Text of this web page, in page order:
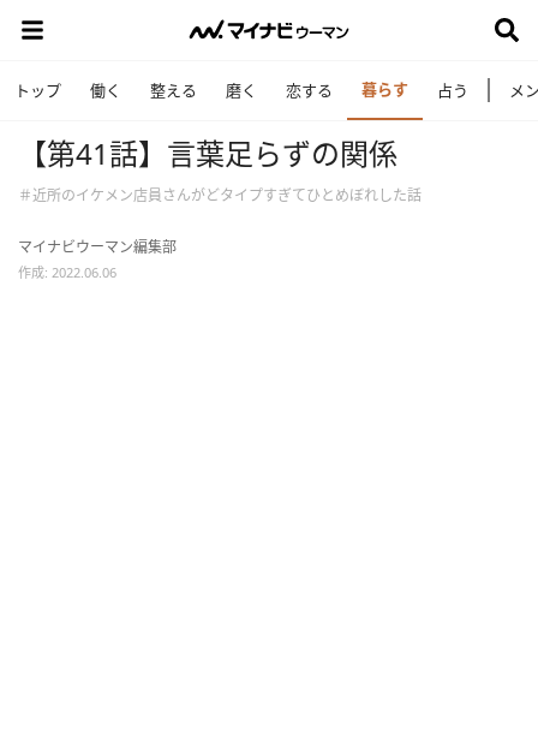
トップ 働く 整える 磨く 恋する 暮らす 占う メ
【第41話】言葉足らずの関係
＃近所のイケメン店員さんがどタイプすぎてひとめぼれした話
マイナビウーマン編集部
作成: 2022.06.06